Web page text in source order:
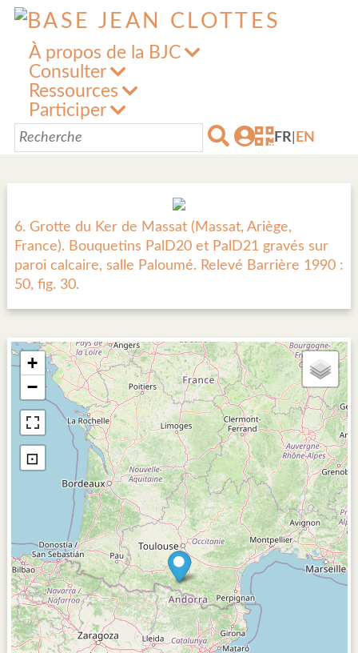
À propos de la BJC
Consulter
Ressources
Participer
FR EN
6. Grotte du Ker de Massat (Massat, Ariège,
France). Bouquetins PalD20 et PalD21 gravés sur
paroi calcaire, salle Paloumé. Relevé Barrière 1990 :
50, fig. 30.
+
−
⊡